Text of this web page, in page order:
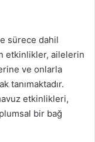
sürece dahil
etkinlikler, ailelerin
ve onlarla
tanımaktadır.
etkinlikleri,
bir bağ